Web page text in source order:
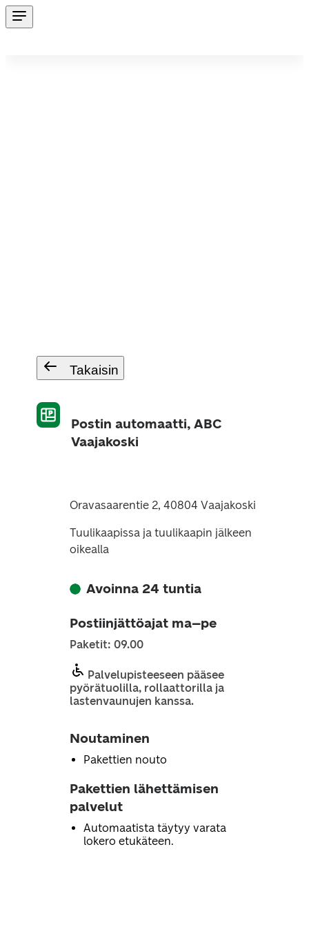
Takaisin
Postin automaatti, ABC
Vaajakoski
Oravasaarentie 2, 40804 Vaajakoski
Tuulikaapissa ja tuulikaapin jälkeen
oikealla
Avoinna 24 tuntia
Postiinjättöajat ma–pe
Paketit: 09.00
Palvelupisteeseen pääsee
pyörätuolilla, rollaattorilla ja
lastenvaunujen kanssa.
Noutaminen
Pakettien nouto
Pakettien lähettämisen
palvelut
Automaatista täytyy varata
lokero etukäteen.